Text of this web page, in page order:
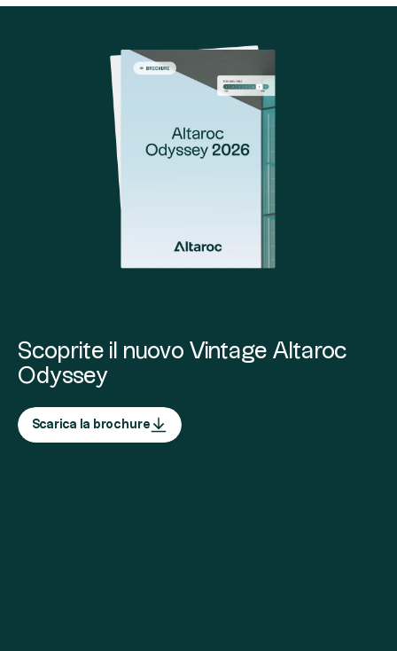
Scoprite il nuovo Vintage Altaroc
Odyssey
Scarica la brochure